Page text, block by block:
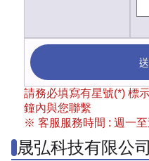
請務必填寫有星號(*) 標
鐘內與您聯繫
※ 客服服務時間 : 週一
晟弘科技有限公